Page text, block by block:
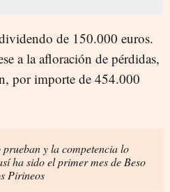
de 150.000 euros.
a la afloración de pérdidas,
por importe de 454.000
prueban y la competencia lo
ha sido el primer mes de Beso
Pirineos